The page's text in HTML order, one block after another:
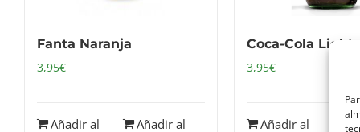
Fanta Naranja
3,95€
Añadir al
Añadir al
Coca-Cola Light
3,95€
Añadir al